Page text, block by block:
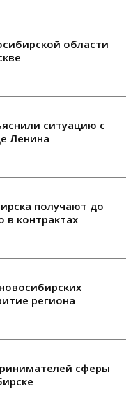
области
ситуацию с
Ленина
получают до
в контрактах
региона
сферы